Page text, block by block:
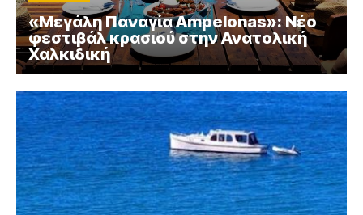
«Μεγάλη Παναγία Ampelonas»: Νέο
φεστιβάλ κρασιού στην Ανατολική
Χαλκιδική